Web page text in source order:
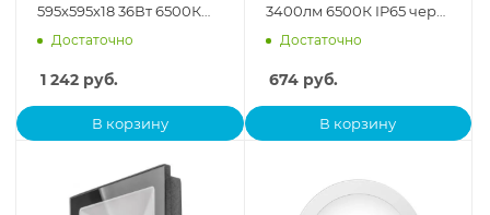
595х595х18 36Вт 6500К
IP40 3500лм 175–265В
призма TOKOV
ELECTRICTKE-DVO
Достаточно
1 242 руб.
В корзину
3400лм 6500К IP65 черн.
(TKL) TOKOV ELECTRIC
TKL-FL/LED-50-6.5K-IP65
Достаточно
674руб.
В корзину